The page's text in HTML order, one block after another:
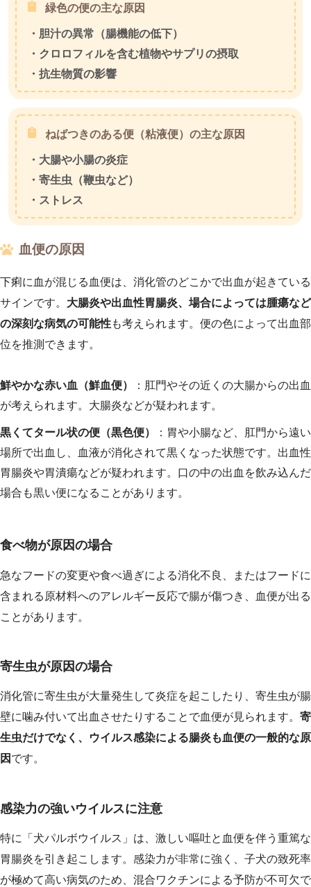
緑色の便の主な原因
・胆汁の異常（腸機能の低下）
・クロロフィルを含む植物やサプリの摂取
・抗生物質の影響
ねばつきのある便（粘液便）の主な原因
・大腸や小腸の炎症
・寄生虫（鞭虫など）
・ストレス
血便の原因
下痢に血が混じる血便は、消化管のどこかで出血が起きている
サインです。 大腸炎や出血性胃腸炎、場合によっては腫瘍など
の深刻な病気の可能性も考えられます。便の色によって出血部
位を推測できます。
鮮やかな赤い血（鮮血便）
：肛門やその近くの大腸からの出血
が考えられます。大腸炎などが疑われます。
黒くてタール状の便（黒色便）
：胃や小腸など、肛門から遠い
場所で出血し、血液が消化されて黒くなった状態です。出血性
胃腸炎や胃潰瘍などが疑われます。口の中の出血を飲み込んだ
場合も黒い便になることがあります。
食べ物が原因の場合
急なフードの変更や食べ過ぎによる消化不良、またはフードに
含まれる原材料へのアレルギー反応で腸が傷つき、血便が出る
ことがあります。
寄生虫が原因の場合
消化管に寄生虫が大量発生して炎症を起こしたり、寄生虫が腸
壁に噛み付いて出血させたりすることで血便が見られます。 寄
生虫だけでなく、ウイルス感染による腸炎も血便の一般的な原
因 です。
感染力の強いウイルスに注意
特に「犬パルボウイルス」は、激しい嘔吐と血便を伴う重篤な
胃腸炎を引き起こします。感染力が非常に強く、子犬の致死率
が極めて高い病気のため、混合ワクチンによる予防が不可欠で